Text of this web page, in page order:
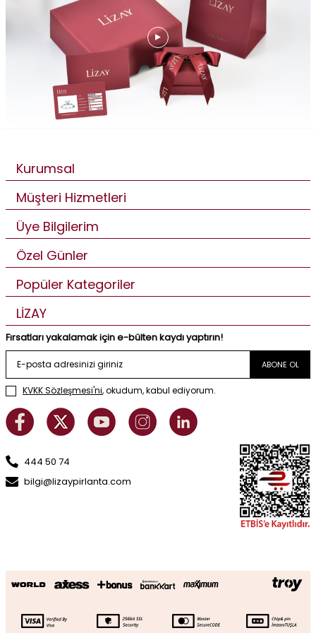
Kurumsal
Müşteri Hizmetleri
Üye Bilgilerim
Özel Günler
Popüler Kategoriler
LİZAY
Fırsatları yakalamak için e-bülten kaydı yaptırın!
ABONE OL
KVKK Sözleşmesi'ni, okudum, kabul ediyorum.
444 50 74
bilgi@lizaypirlanta.com